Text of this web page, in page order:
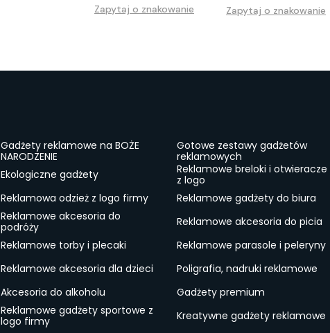
Zapytaj o znakowanie
Zapytaj o znakowanie
Gadżety reklamowe na BOŻE
NARODZENIE
Gotowe zestawy gadżetów
reklamowych
Ekologiczne gadżety
Reklamowe breloki i otwieracze
z logo
Reklamowa odzież z logo firmy
Reklamowe gadżety do biura
Reklamowe akcesoria do
podróży
Reklamowe akcesoria do picia
Reklamowe torby i plecaki
Reklamowe parasole i peleryny
Reklamowe akcesoria dla dzieci
Poligrafia, nadruki reklamowe
Akcesoria do alkoholu
Gadżety premium
Reklamowe gadżety sportowe z
logo firmy
Kreatywne gadżety reklamowe